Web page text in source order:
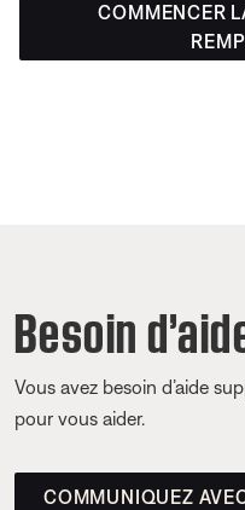
COMMENCER
Besoin
Vous avez besoin d’aide
pour vous aider.
COMMUNIQUEZ